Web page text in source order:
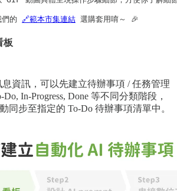
們的 🔗範本市集連結 選購套用唷～ 🎉
板
資訊，可以先建立待辦事項 / 任務管理
In-Progress, Done 等不同分類階段，
同步至指定的 To-Do 待辦事項清單中。